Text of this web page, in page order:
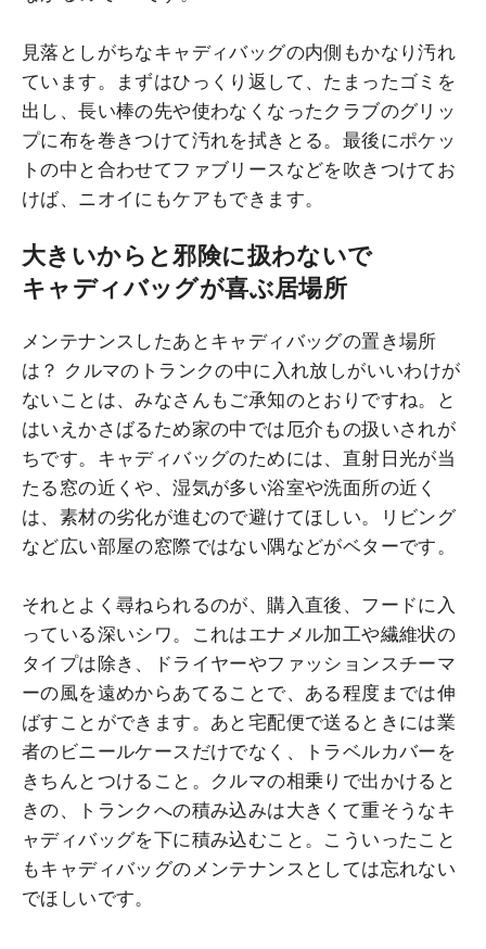
見落としがちなキャディバッグの内側もかなり汚れ
ています。まずはひっくり返して、たまったゴミを
出し、長い棒の先や使わなくなったクラブのグリッ
プに布を巻きつけて汚れを拭きとる。最後にポケッ
トの中と合わせてファブリースなどを吹きつけてお
けば、ニオイにもケアもできます。
大きいからと邪険に扱わないで
キャディバッグが喜ぶ居場所
メンテナンスしたあとキャディバッグの置き場所
は？ クルマのトランクの中に入れ放しがいいわけが
ないことは、みなさんもご承知のとおりですね。と
はいえかさばるため家の中では厄介もの扱いされが
ちです。キャディバッグのためには、直射日光が当
たる窓の近くや、湿気が多い浴室や洗面所の近く
は、素材の劣化が進むので避けてほしい。リビング
など広い部屋の窓際ではない隅などがベターです。
それとよく尋ねられるのが、購入直後、フードに入
っている深いシワ。これはエナメル加工や繊維状の
タイプは除き、ドライヤーやファッションスチーマ
ーの風を遠めからあてることで、ある程度までは伸
ばすことができます。あと宅配便で送るときには業
者のビニールケースだけでなく、トラベルカバーを
きちんとつけること。クルマの相乗りで出かけると
きの、トランクへの積み込みは大きくて重そうなキ
ャディバッグを下に積み込むこと。こういったこと
もキャディバッグのメンテナンスとしては忘れない
でほしいです。